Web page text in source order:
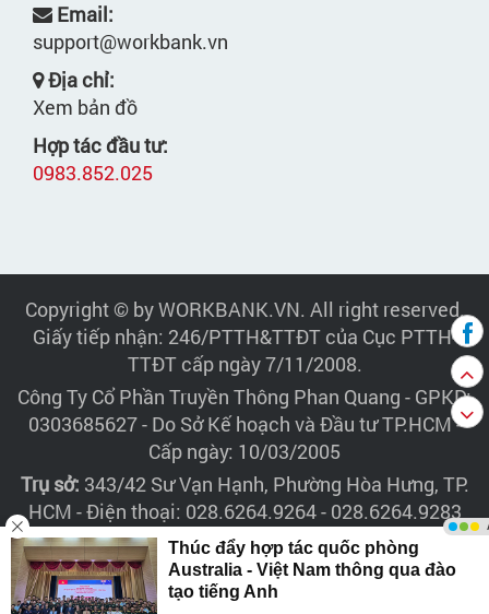
Email:
support@workbank.vn
Địa chỉ:
Xem bản đồ
Hợp tác đầu tư:
0983.852.025
Copyright © by WORKBANK.VN. All right reserved.
Giấy tiếp nhận: 246/PTTH&TTĐT của Cục PTTH-
TTĐT cấp ngày 7/11/2008.
Công Ty Cổ Phần Truyền Thông Phan Quang - GPKD:
0303685627 - Do Sở Kế hoạch và Đầu tư TP.HCM -
Cấp ngày: 10/03/2005
Trụ sở: 343/42 Sư Vạn Hạnh, Phường Hòa Hưng, TP.
HCM - Điện thoại: 028.6264.9264 - 028.6264.9283